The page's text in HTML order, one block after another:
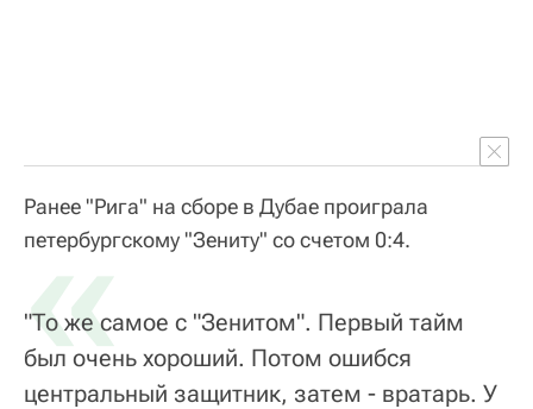
Ранее "Рига" на сборе в Дубае проиграла
петербургскому "Зениту" со счетом 0:4.
«
"То же самое с "Зенитом". Первый тайм
был очень хороший. Потом ошибся
центральный защитник, затем - вратарь. У